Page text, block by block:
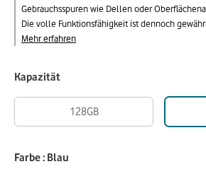
Gebrauchsspuren wie Dellen oder
Die volle Funktionsfähigkeit ist dennoch
Mehr erfahren
Kapazität
128GB
Farbe : Blau